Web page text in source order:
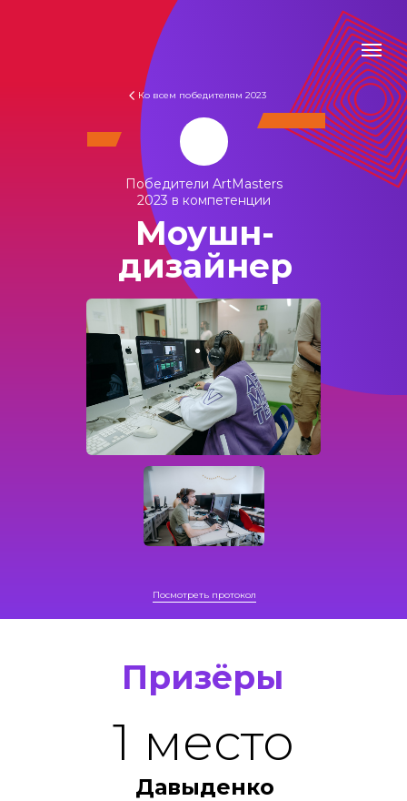
Ко всем победителям 2023
Моушн-
дизайнер
Победители ArtMasters
2023 в компетенции
Посмотреть протокол
Давыденко
1 место
Призёры